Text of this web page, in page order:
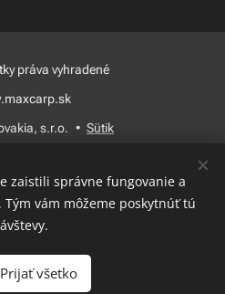
Kosárba
práva vyhradené
s.r.o.
Sütik
Magyar
zaistili správne fungovanie a
vám môžeme poskytnúť tú
Prijať všetko